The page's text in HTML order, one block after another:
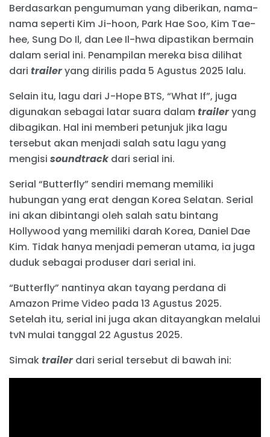
Berdasarkan pengumuman yang diberikan, nama-
nama seperti Kim Ji-hoon, Park Hae Soo, Kim Tae-
hee, Sung Do Il, dan Lee Il-hwa dipastikan bermain
dalam serial ini. Penampilan mereka bisa dilihat
dari traileryang dirilis pada 5 Agustus 2025 lalu.
Selain itu, lagu dari J-Hope BTS, “What If”, juga
digunakan sebagai latar suara dalamtraileryang
dibagikan. Hal ini memberi petunjuk jika lagu
tersebut akan menjadi salah satu lagu yang
mengisi soundtrackdari serial ini.
Serial “Butterfly” sendiri memang memiliki
hubungan yang erat dengan Korea Selatan. Serial
ini akan dibintangi oleh salah satu bintang
Hollywood yang memiliki darah Korea, Daniel Dae
Kim. Tidak hanya menjadi pemeran utama, ia juga
duduk sebagai produser dari serial ini.
“Butterfly” nantinya akan tayang perdana di
Amazon Prime Video pada 13 Agustus 2025.
Setelah itu, serial ini juga akan ditayangkan melalui
tvN mulai tanggal 22 Agustus 2025.
Simaktrailerdari serial tersebut di bawah ini: